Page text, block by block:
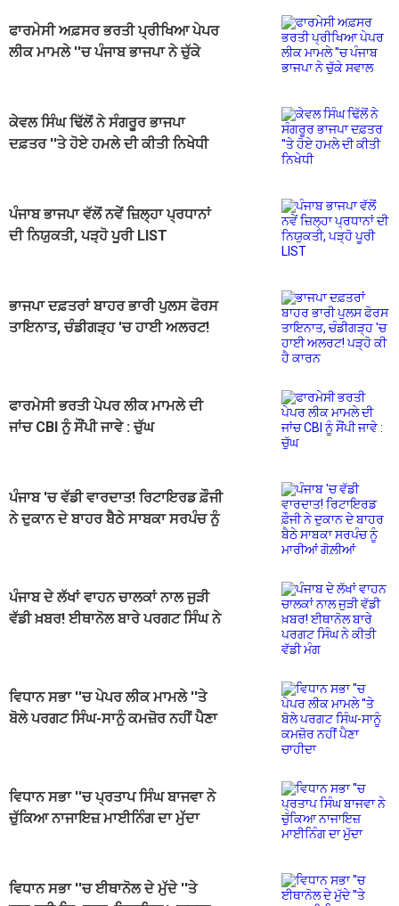
ਫਾਰਮੇਸੀ ਅਫ਼ਸਰ ਭਰਤੀ ਪ੍ਰੀਖਿਆ ਪੇਪਰ
ਲੀਕ ਮਾਮਲੇ ''ਚ ਪੰਜਾਬ ਭਾਜਪਾ ਨੇ ਚੁੱਕੇ
ਕੇਵਲ ਸਿੰਘ ਢਿੱਲੋਂ ਨੇ ਸੰਗਰੂਰ ਭਾਜਪਾ
ਦਫ਼ਤਰ ''ਤੇ ਹੋਏ ਹਮਲੇ ਦੀ ਕੀਤੀ ਨਿਖੇਧੀ
ਪੰਜਾਬ ਭਾਜਪਾ ਵੱਲੋਂ ਨਵੇਂ ਜ਼ਿਲ੍ਹਾ ਪ੍ਰਧਾਨਾਂ
ਦੀ ਨਿਯੁਕਤੀ, ਪੜ੍ਹੋ ਪੂਰੀ LIST
ਭਾਜਪਾ ਦਫ਼ਤਰਾਂ ਬਾਹਰ ਭਾਰੀ ਪੁਲਸ ਫੋਰਸ
ਤਾਇਨਾਤ, ਚੰਡੀਗੜ੍ਹ 'ਚ ਹਾਈ ਅਲਰਟ!
ਫਾਰਮੇਸੀ ਭਰਤੀ ਪੇਪਰ ਲੀਕ ਮਾਮਲੇ ਦੀ
ਜਾਂਚ CBI ਨੂੰ ਸੌਂਪੀ ਜਾਵੇ : ਚੁੱਘ
ਪੰਜਾਬ 'ਚ ਵੱਡੀ ਵਾਰਦਾਤ! ਰਿਟਾਇਰਡ ਫ਼ੌਜੀ
ਨੇ ਦੁਕਾਨ ਦੇ ਬਾਹਰ ਬੈਠੇ ਸਾਬਕਾ ਸਰਪੰਚ ਨੂੰ
ਪੰਜਾਬ ਦੇ ਲੱਖਾਂ ਵਾਹਨ ਚਾਲਕਾਂ ਨਾਲ ਜੁੜੀ
ਵੱਡੀ ਖ਼ਬਰ! ਈਥਾਨੋਲ ਬਾਰੇ ਪਰਗਟ ਸਿੰਘ ਨੇ
ਵਿਧਾਨ ਸਭਾ ''ਚ ਪੇਪਰ ਲੀਕ ਮਾਮਲੇ ''ਤੇ
ਬੋਲੇ ਪਰਗਟ ਸਿੰਘ-ਸਾਨੂੰ ਕਮਜ਼ੋਰ ਨਹੀਂ ਪੈਣਾ
ਵਿਧਾਨ ਸਭਾ ''ਚ ਪ੍ਰਤਾਪ ਸਿੰਘ ਬਾਜਵਾ ਨੇ
ਚੁੱਕਿਆ ਨਾਜਾਇਜ਼ ਮਾਈਨਿੰਗ ਦਾ ਮੁੱਦਾ
ਵਿਧਾਨ ਸਭਾ ''ਚ ਈਥਾਨੋਲ ਦੇ ਮੁੱਦੇ ''ਤੇ